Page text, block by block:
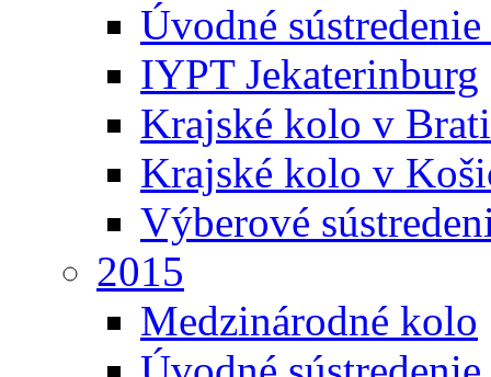
Úvodné
IYPT Jekaterinburg
Krajské kolo v
Krajské kolo v
Výberové
2015
Medzinárodné kolo